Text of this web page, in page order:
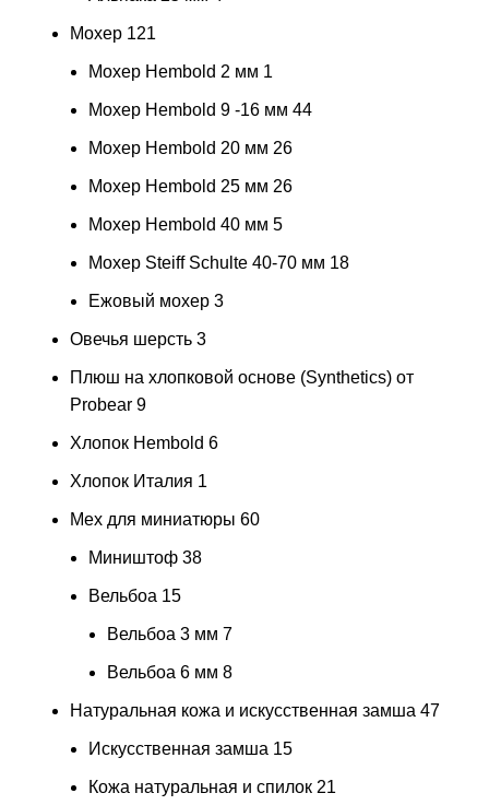
Мохер 121
Мохер Hembold 2 мм 1
Мохер Hembold 9 -16 мм 44
Мохер Hembold 20 мм 26
Мохер Hembold 25 мм 26
Мохер Hembold 40 мм 5
Мохер Steiff Schulte 40-70 мм 18
Ежовый мохер 3
Овечья шерсть 3
Плюш на хлопковой основе (Synthetics) от
Probear 9
Хлопок Hembold 6
Хлопок Италия 1
Мех для миниатюры 60
Миништоф 38
Вельбоа 15
Вельбоа 3 мм 7
Вельбоа 6 мм 8
Натуральная кожа и искусственная замша 47
Искусственная замша 15
Кожа натуральная и спилок 21